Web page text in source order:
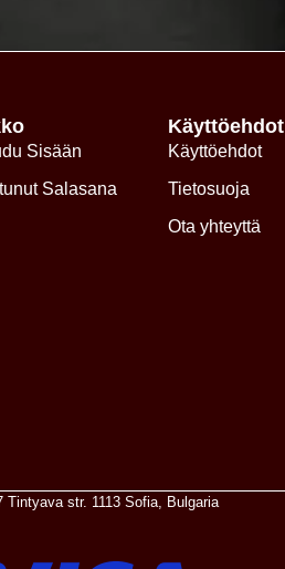
Sisään
Salasana
Käyttöehdot
Käyttöehdot
Tietosuoja
Ota yhteyttä
str. 1113 Sofia, Bulgaria